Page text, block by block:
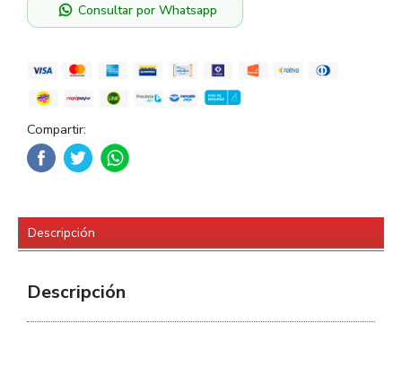
Consultar por Whatsapp
Compartir:
Descripción
Descripción